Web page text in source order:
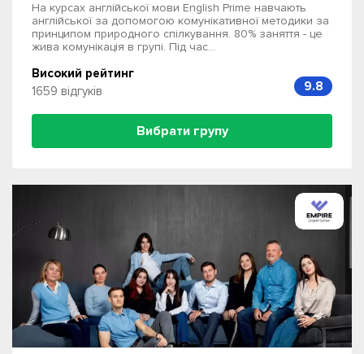
На курсах англійської мови English Prime навчають
англійської за допомогою комунікативної методики за
принципом природного спілкування. 80% заняття - це
жива комунікація в групі. Під час...
Високий рейтинг
1659 відгуків
9.8
Вибрати групу